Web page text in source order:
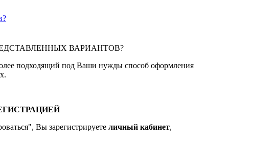
ВАРИАНТОВ?
подходящий под Ваши нужды способ оформления
Вы зарегистрируете личный кабинет,